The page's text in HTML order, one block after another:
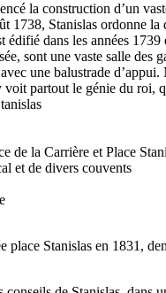
la construction d’un
1738, Stanislas ordonne
dans les années
sont une vaste salle
une balustrade
partout le génie du roi,
de la Carrière et Place
et de divers couvents
place Stanislas en 1831,